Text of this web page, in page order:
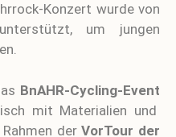
Konzert wurde von
um jungen
BnAHR-Cycling-Event
mit Materialien und
Rahmen derVorTour der